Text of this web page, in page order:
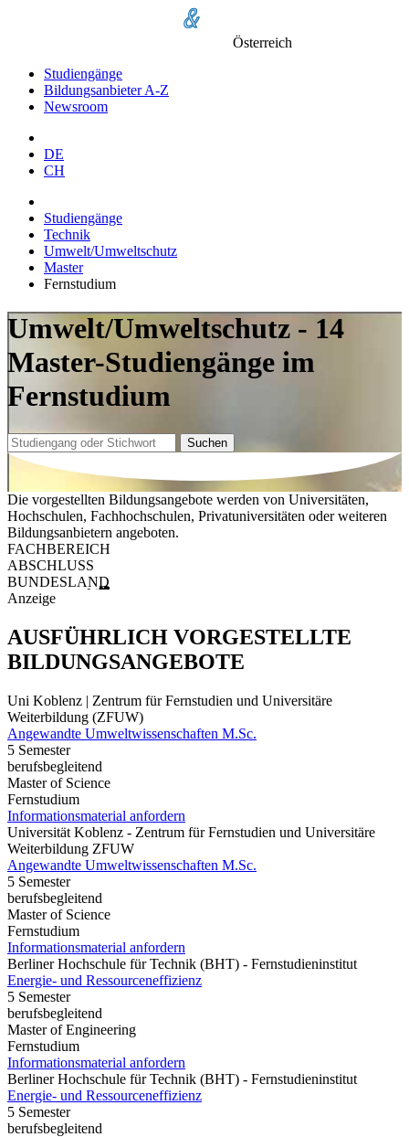
Österreich
Studiengänge
Bildungsanbieter A-Z
Newsroom
DE
CH
Studiengänge
Technik
Umwelt/Umweltschutz
Master
Fernstudium
Umwelt/Umweltschutz - 14
Master-Studiengänge im
Fernstudium
Suchen
Die vorgestellten Bildungsangebote werden von Universitäten,
Hochschulen, Fachhochschulen, Privatuniversitäten oder weiteren
Bildungsanbietern angeboten.
FACHBEREICH
ABSCHLUSS
BUNDESLAND
Anzeige
AUSFÜHRLICH VORGESTELLTE
BILDUNGSANGEBOTE
Uni Koblenz | Zentrum für Fernstudien und Universitäre
Weiterbildung (ZFUW)
Angewandte Umweltwissenschaften M.Sc.
5 Semester
berufsbegleitend
Master of Science
Fernstudium
Informationsmaterial anfordern
Universität Koblenz - Zentrum für Fernstudien und Universitäre
Weiterbildung ZFUW
Angewandte Umweltwissenschaften M.Sc.
5 Semester
berufsbegleitend
Master of Science
Fernstudium
Informationsmaterial anfordern
Berliner Hochschule für Technik (BHT) - Fernstudieninstitut
Energie- und Ressourceneffizienz
5 Semester
berufsbegleitend
Master of Engineering
Fernstudium
Informationsmaterial anfordern
Berliner Hochschule für Technik (BHT) - Fernstudieninstitut
Energie- und Ressourceneffizienz
5 Semester
berufsbegleitend